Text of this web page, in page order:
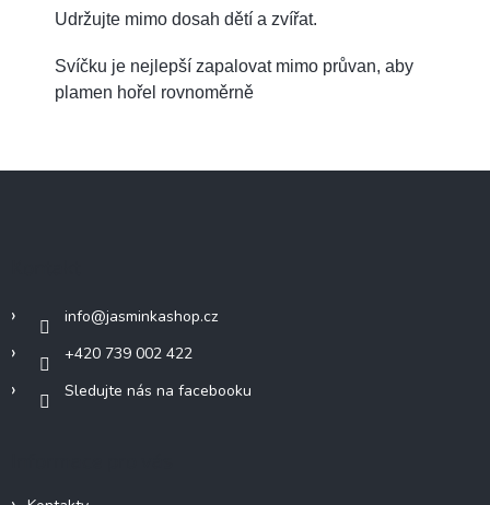
Udržujte mimo dosah dětí a zvířat.
Svíčku je nejlepší zapalovat mimo průvan, aby
plamen hořel rovnoměrně
info@jasminkashop.cz
+420 739 002 422
Sledujte nás na facebooku